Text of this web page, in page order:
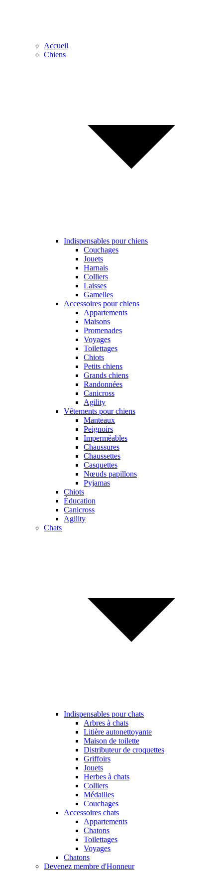
Accueil
Chiens
Indispensables pour chiens
Couchages
Jouets
Harnais
Colliers
Laisses
Gamelles
Accessoires pour chiens
Appartements
Maisons
Promenades
Voyages
Toilettages
Chiots
Petits chiens
Grands chiens
Randonnées
Canicross
Agility
Vêtements pour chiens
Manteaux
Peignoirs
Imperméables
Chaussures
Chaussettes
Casquettes
Nœuds papillons
Pyjamas
Chiots
Éducation
Canicross
Agility
Chats
Indispensables pour chats
Arbres à chats
Litière autonettoyante
Maison de toilette
Distributeur de croquettes
Griffoirs
Jouets
Herbes à chats
Colliers
Médailles
Couchages
Accessoires chats
Appartements
Chatons
Toilettages
Voyages
Chatons
Devenez membre d'Honneur